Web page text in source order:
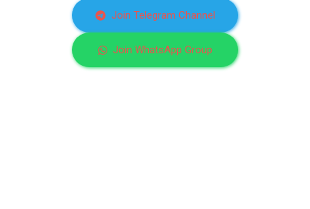
Join Telegram Channel
Join WhatsApp Group